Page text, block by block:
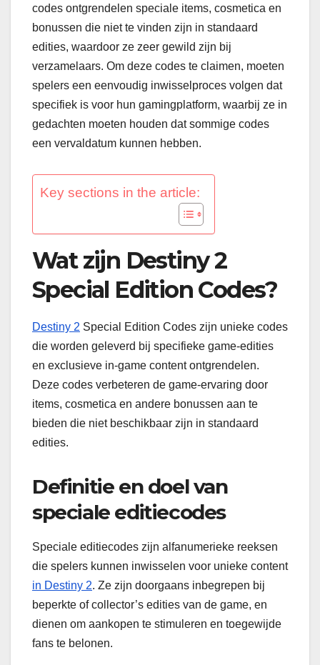
codes ontgrendelen speciale items, cosmetica en
bonussen die niet te vinden zijn in standaard
edities, waardoor ze zeer gewild zijn bij
verzamelaars. Om deze codes te claimen, moeten
spelers een eenvoudig inwisselproces volgen dat
specifiek is voor hun gamingplatform, waarbij ze in
gedachten moeten houden dat sommige codes
een vervaldatum kunnen hebben.
Key sections in the article:
Wat zijn Destiny 2
Special Edition Codes?
Destiny 2 Special Edition Codes zijn unieke codes
die worden geleverd bij specifieke game-edities
en exclusieve in-game content ontgrendelen.
Deze codes verbeteren de game-ervaring door
items, cosmetica en andere bonussen aan te
bieden die niet beschikbaar zijn in standaard
edities.
Definitie en doel van
speciale editiecodes
Speciale editiecodes zijn alfanumerieke reeksen
die spelers kunnen inwisselen voor unieke content
in Destiny 2. Ze zijn doorgaans inbegrepen bij
beperkte of collector’s edities van de game, en
dienen om aankopen te stimuleren en toegewijde
fans te belonen.